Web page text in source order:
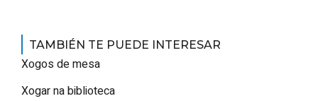
TAMBIÉN TE PUEDE INTERESAR
Xogos de mesa
Xogar na biblioteca